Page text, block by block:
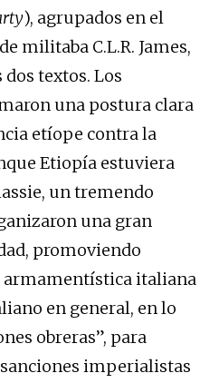
), agrupados en el
militaba C.L.R. James,
textos. Los
una postura clara
etíope contra la
Etiopía estuviera
un tremendo
una gran
promoviendo
armamentística italiana
en general, en lo
obreras”, para
imperialistas